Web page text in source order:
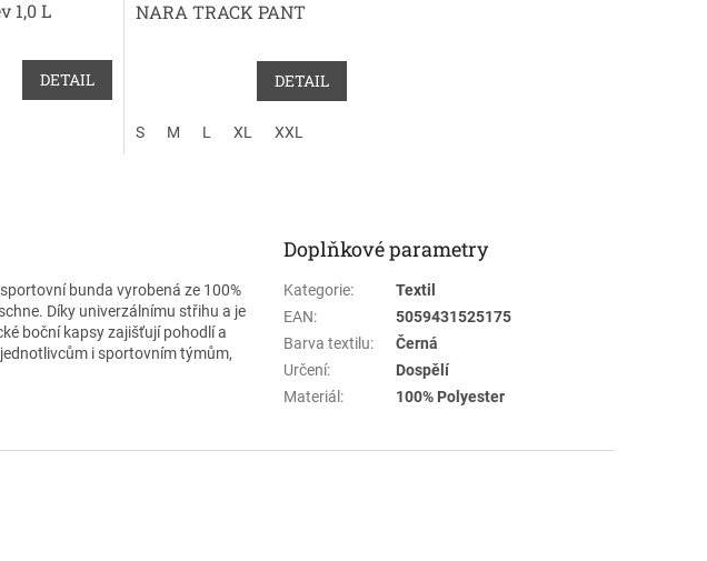
1,0 L
DETAIL
NARA TRACK PANT
DETAIL
S M L XL XXL
bunda vyrobená ze 100%
Díky univerzálnímu střihu a je
boční kapsy zajišťují pohodlí a
i sportovním týmům,
Doplňkové parametry
Kategorie:
Textil
EAN:
5059431525175
Barva textilu:
Černá
Určení:
Dospělí
Materiál : 100% Polyester